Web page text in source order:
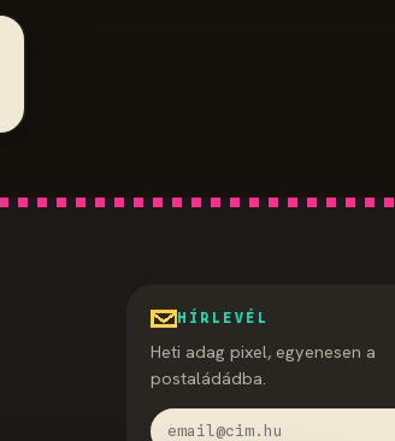
HÍRLEVÉL
Heti adag pixel, egyenesen a
postaládádba.